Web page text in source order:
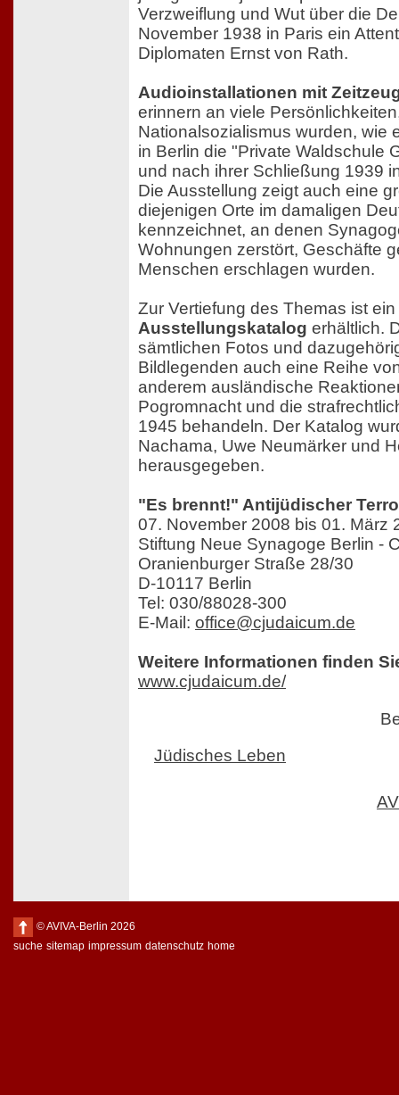
Verzweiflung und Wut über die
November 1938 in Paris ein
Diplomaten Ernst von Rath.
Audioinstallationen mit
erinnern an viele
Nationalsozialismus wurden, wie
in Berlin die "Private Waldschule
und nach ihrer Schließung 1939
Die Ausstellung zeigt auch eine
diejenigen Orte im damaligen
kennzeichnet, an denen
Wohnungen zerstört, Geschäfte
Menschen erschlagen wurden.
Zur Vertiefung des Themas ist ein
Ausstellungskatalog erhältlich.
sämtlichen Fotos und
Bildlegenden auch eine Reihe
anderem ausländische
Pogromnacht und die
1945 behandeln. Der Katalog
Nachama, Uwe Neumärker und
herausgegeben.
"Es brennt!" Antijüdischer
07. November 2008 bis 01. März
Stiftung Neue Synagoge Berlin -
Oranienburger Straße 28/30
D-10117 Berlin
Tel: 030/88028-300
E-Mail: office@cjudaicum.de
Weitere Informationen finden
www.cjudaicum.de/
Jüdisches Leben
© AVIVA-Berlin 2026
suche sitemap impressum datenschutz home